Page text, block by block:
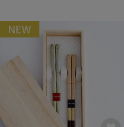
NEW